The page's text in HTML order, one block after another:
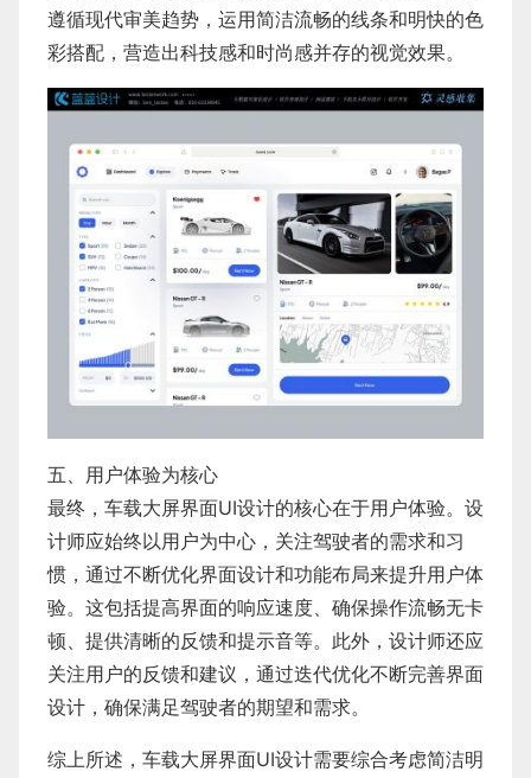
遵循现代审美趋势，运用简洁流畅的线条和明快的色
彩搭配，营造出科技感和时尚感并存的视觉效果。
五、用户体验为核心
最终，车载大屏界面UI设计的核心在于用户体验。设
计师应始终以用户为中心，关注驾驶者的需求和习
惯，通过不断优化界面设计和功能布局来提升用户体
验。这包括提高界面的响应速度、确保操作流畅无卡
顿、提供清晰的反馈和提示音等。此外，设计师还应
关注用户的反馈和建议，通过迭代优化不断完善界面
设计，确保满足驾驶者的期望和需求。
综上所述，车载大屏界面UI设计需要综合考虑简洁明